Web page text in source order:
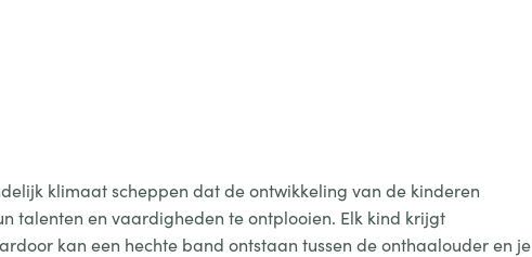
klimaat scheppen dat de ontwikkeling van de kinderen
talenten en vaardigheden te ontplooien. Elk kind krijgt
kan een hechte band ontstaan tussen de onthaalouder en je